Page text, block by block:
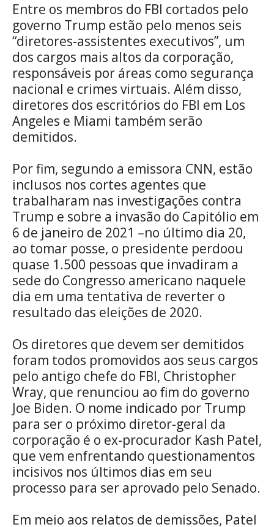
Entre os membros do FBI cortados pelo
governo Trump estão pelo menos seis
“diretores-assistentes executivos”, um
dos cargos mais altos da corporação,
responsáveis por áreas como segurança
nacional e crimes virtuais. Além disso,
diretores dos escritórios do FBI em Los
Angeles e Miami também serão
demitidos.
Por fim, segundo a emissora CNN, estão
inclusos nos cortes agentes que
trabalharam nas investigações contra
Trump e sobre a invasão do Capitólio em
6 de janeiro de 2021 –no último dia 20,
ao tomar posse, o presidente perdoou
quase 1.500 pessoas que invadiram a
sede do Congresso americano naquele
dia em uma tentativa de reverter o
resultado das eleições de 2020.
Os diretores que devem ser demitidos
foram todos promovidos aos seus cargos
pelo antigo chefe do FBI, Christopher
Wray, que renunciou ao fim do governo
Joe Biden. O nome indicado por Trump
para ser o próximo diretor-geral da
corporação é o ex-procurador Kash Patel,
que vem enfrentando questionamentos
incisivos nos últimos dias em seu
processo para ser aprovado pelo Senado.
Em meio aos relatos de demissões, Patel